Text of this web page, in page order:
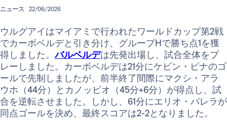
ニュース 22/06/2026
ウルグアイはマイアミで行われたワールドカップ第2戦
でカーボベルデと引き分け、グループHで勝ち点1を獲
得しました。バルベルデは先発出場し、試合全体をプ
レーしました。カーボベルデは21分にケビン・ピナのゴ
ールで先制しましたが、前半終了間際にマクシ・アラ
ウホ（44分）とカノッビオ（45分+6分）が得点し、試
合を逆転させました。しかし、61分にエリオ・バレラが
同点ゴールを決め、最終スコアは2-2となりました。